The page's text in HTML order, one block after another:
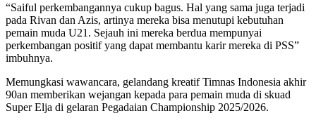
“Saiful perkembangannya cukup bagus. Hal yang sama juga terjadi
pada Rivan dan Azis, artinya mereka bisa menutupi kebutuhan
pemain muda U21. Sejauh ini mereka berdua mempunyai
perkembangan positif yang dapat membantu karir mereka di PSS”
imbuhnya.
Memungkasi wawancara, gelandang kreatif Timnas Indonesia akhir
90an memberikan wejangan kepada para pemain muda di skuad
Super Elja di gelaran Pegadaian Championship 2025/2026.